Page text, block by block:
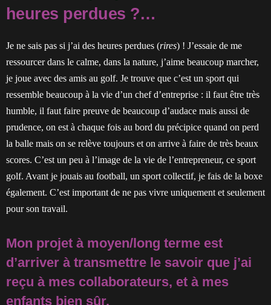
heures perdues ?…
Je ne sais pas si j’ai des heures perdues (rires) ! J’essaie de me
ressourcer dans le calme, dans la nature, j’aime beaucoup marcher,
je joue avec des amis au golf. Je trouve que c’est un sport qui
ressemble beaucoup à la vie d’un chef d’entreprise : il faut être très
humble, il faut faire preuve de beaucoup d’audace mais aussi de
prudence, on est à chaque fois au bord du précipice quand on perd
la balle mais on se relève toujours et on arrive à faire de très beaux
scores. C’est un peu à l’image de la vie de l’entrepreneur, ce sport
golf. Avant je jouais au football, un sport collectif, je fais de la boxe
également. C’est important de ne pas vivre uniquement et seulement
pour son travail.
Mon projet à moyen/long terme est
d’arriver à transmettre le savoir que j’ai
reçu à mes collaborateurs, et à mes
enfants bien sûr.